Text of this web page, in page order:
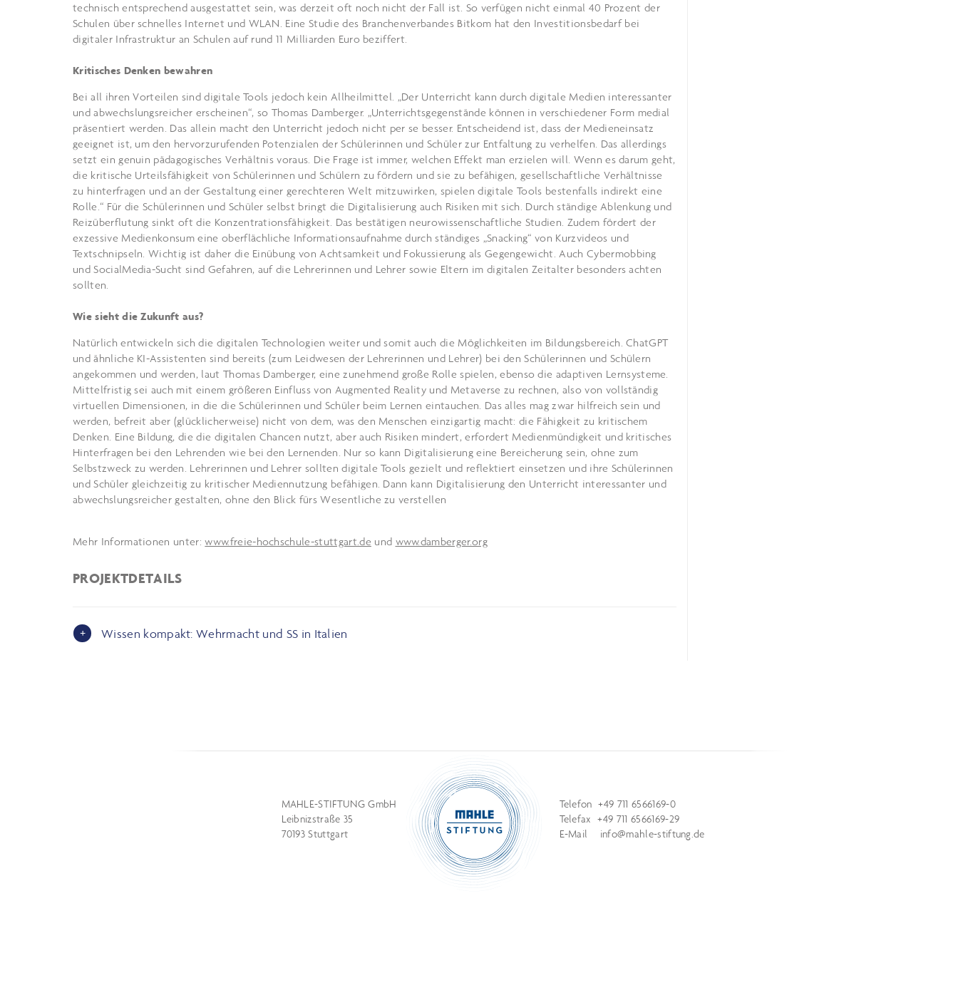
technisch entsprechend ausgestattet sein, was derzeit oft noch nicht der Fall ist. So verfügen nicht einmal 40 Prozent der
Schulen über schnelles Internet und WLAN. Eine Studie des Branchenverbandes Bitkom hat den Investitionsbedarf bei
digitaler Infrastruktur an Schulen auf rund 11 Milliarden Euro beziffert.
Kritisches Denken bewahren
Bei all ihren Vorteilen sind digitale Tools jedoch kein Allheilmittel. „Der Unterricht kann durch digitale Medien interessanter
und abwechslungsreicher erscheinen“, so Thomas Damberger. „Unterrichtsgegenstände können in verschiedener Form medial
präsentiert werden. Das allein macht den Unterricht jedoch nicht per se besser. Entscheidend ist, dass der Medieneinsatz
geeignet ist, um den hervorzurufenden Potenzialen der Schülerinnen und Schüler zur Entfaltung zu verhelfen. Das allerdings
setzt ein genuin pädagogisches Verhältnis voraus. Die Frage ist immer, welchen Effekt man erzielen will. Wenn es darum geht,
die kritische Urteilsfähigkeit von Schülerinnen und Schülern zu fördern und sie zu befähigen, gesellschaftliche Verhältnisse
zu hinterfragen und an der Gestaltung einer gerechteren Welt mitzuwirken, spielen digitale Tools bestenfalls indirekt eine
Rolle.“ Für die Schülerinnen und Schüler selbst bringt die Digitalisierung auch Risiken mit sich. Durch ständige Ablenkung und
Reizüberflutung sinkt oft die Konzentrationsfähigkeit. Das bestätigen neurowissenschaftliche Studien. Zudem fördert der
exzessive Medienkonsum eine oberflächliche Informationsaufnahme durch ständiges „Snacking“ von Kurzvideos und
Textschnipseln. Wichtig ist daher die Einübung von Achtsamkeit und Fokussierung als Gegengewicht. Auch Cybermobbing
und SocialMedia-Sucht sind Gefahren, auf die Lehrerinnen und Lehrer sowie Eltern im digitalen Zeitalter besonders achten
sollten.
Wie sieht die Zukunft aus?
Natürlich entwickeln sich die digitalen Technologien weiter und somit auch die Möglichkeiten im Bildungsbereich. ChatGPT
und ähnliche KI-Assistenten sind bereits (zum Leidwesen der Lehrerinnen und Lehrer) bei den Schülerinnen und Schülern
angekommen und werden, laut Thomas Damberger, eine zunehmend große Rolle spielen, ebenso die adaptiven Lernsysteme.
Mittelfristig sei auch mit einem größeren Einfluss von Augmented Reality und Metaverse zu rechnen, also von vollständig
virtuellen Dimensionen, in die die Schülerinnen und Schüler beim Lernen eintauchen. Das alles mag zwar hilfreich sein und
werden, befreit aber (glücklicherweise) nicht von dem, was den Menschen einzigartig macht: die Fähigkeit zu kritischem
Denken. Eine Bildung, die die digitalen Chancen nutzt, aber auch Risiken mindert, erfordert Medienmündigkeit und kritisches
Hinterfragen bei den Lehrenden wie bei den Lernenden. Nur so kann Digitalisierung eine Bereicherung sein, ohne zum
Selbstzweck zu werden. Lehrerinnen und Lehrer sollten digitale Tools gezielt und reflektiert einsetzen und ihre Schülerinnen
und Schüler gleichzeitig zu kritischer Mediennutzung befähigen. Dann kann Digitalisierung den Unterricht interessanter und
abwechslungsreicher gestalten, ohne den Blick fürs Wesentliche zu verstellen
Mehr Informationen unter:www.freie-hochschule-stuttgart.de und www.damberger.org
PROJEKTDETAILS
Wissen kompakt: Wehrmacht und SS in Italien
MAHLE-STIFTUNG GmbH
Leibnizstraße 35
70193 Stuttgart
Telefon +49 711 6566169-0
Telefax +49 711 6566169-29
E-Mail info@mahle-stiftung.de